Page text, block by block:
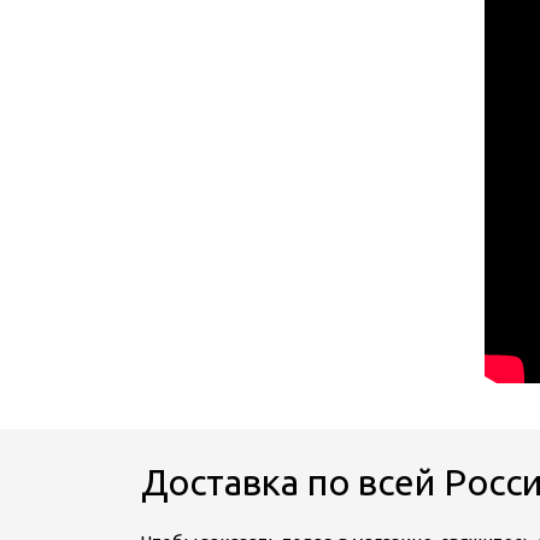
Доставка по всей